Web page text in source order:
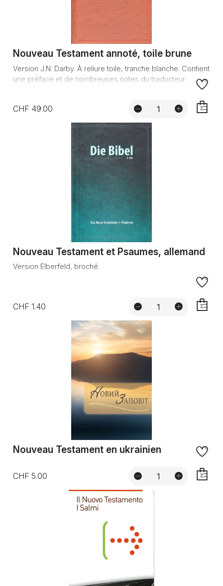
Nouveau Testament annoté, toile brune
Version J.N. Darby. À reliure toile, tranche blanche. Contient
une préface et de nombreuses notes du traducteur.
CHF 49.00
Nouveau Testament et Psaumes, allemand
Version Elberfeld, broché.
CHF 1.40
Nouveau Testament en ukrainien
CHF 5.00